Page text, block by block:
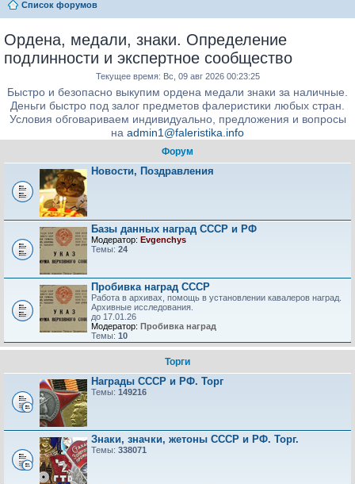
Список форумов
Ордена, медали, знаки. Определение
подлинности и экспертное сообщество
Текущее время: Вс, 09 авг 2026 00:23:25
Быстро и безопасно выкупим ордена медали знаки за наличные.
Деньги быстро под залог предметов фалеристики любых стран.
Условия обговариваем индивидуально, предложения и вопросы
на admin1@faleristika.info
Форум
Новости, Поздравления
Базы данных наград СССР и РФ
Модератор: Evgenchys
Темы: 24
Пробивка наград СССР
Работа в архивах, помощь в установлении кавалеров наград.
Архивные исследования.
до 17.01.26
Модератор: Пробивка наград
Темы: 10
Торги
Награды СССР и РФ. Торг
Темы: 149216
Знаки, значки, жетоны СССР и РФ. Торг.
Темы: 338071